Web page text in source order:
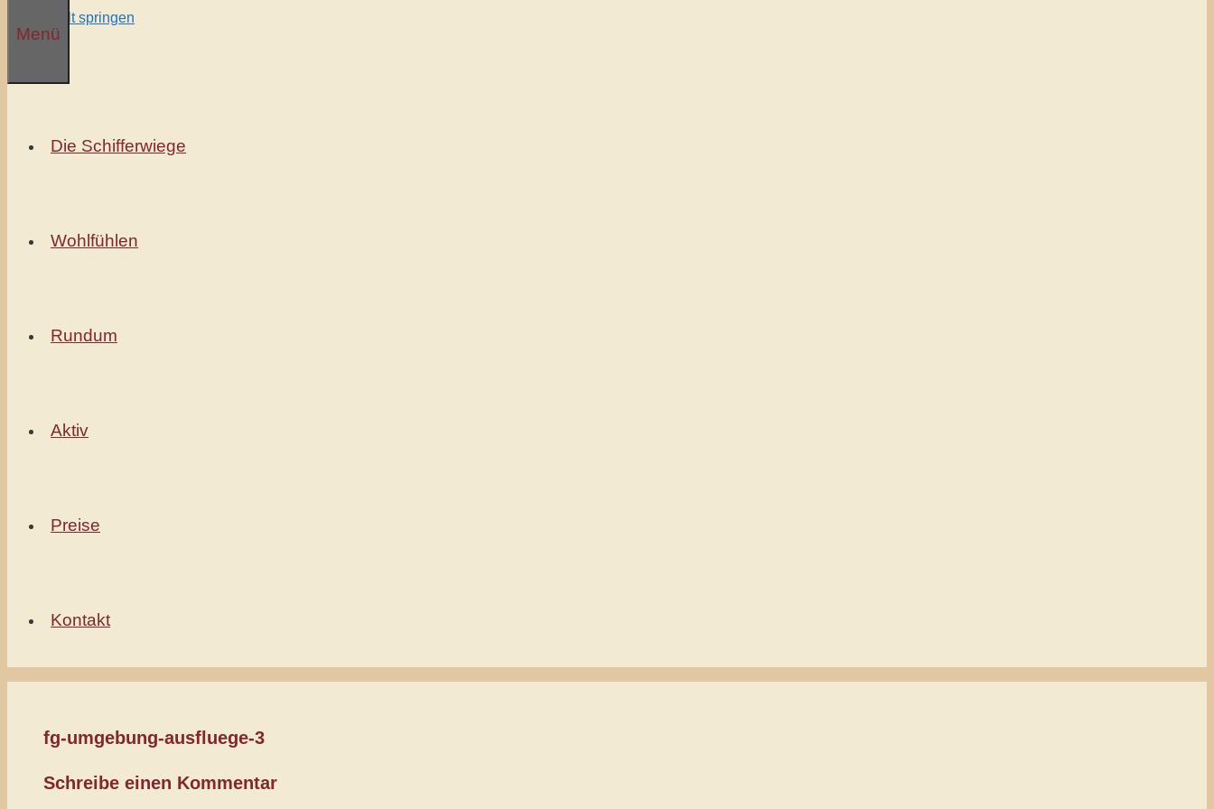
Zum Inhalt springen
Menü
Die Schifferwiege
Wohlfühlen
Rundum
Aktiv
Preise
Kontakt
fg-umgebung-ausfluege-3
Schreibe einen Kommentar